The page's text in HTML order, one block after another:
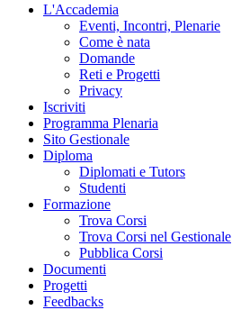
L'Accademia
Eventi, Incontri, Plenarie
Come è nata
Domande
Reti e Progetti
Privacy
Iscriviti
Programma Plenaria
Sito Gestionale
Diploma
Diplomati e Tutors
Studenti
Formazione
Trova Corsi
Trova Corsi nel Gestionale
Pubblica Corsi
Documenti
Progetti
Feedbacks